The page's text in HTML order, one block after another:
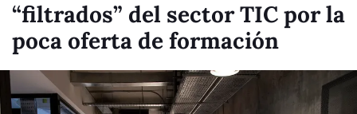
“filtrados” del sector TIC por la
poca oferta de formación